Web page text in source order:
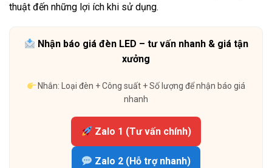
thuật đến những lợi ích khi sử dụng.
Nhận báo giá đèn LED – tư vấn nhanh & giá tận
xưởng
Nhắn: Loại đèn + Công suất + Số lượng để nhận báo giá
nhanh
Zalo 1 (Tư vấn chính)
Zalo 2 (Hỗ trợ nhanh)